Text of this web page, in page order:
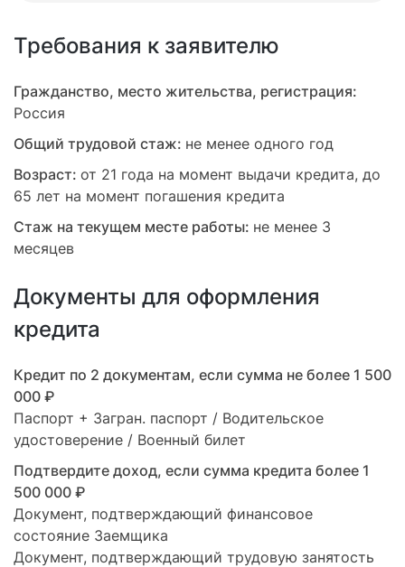
Требования к заявителю
Гражданство, место жительства, регистрация:
Россия
Общий трудовой стаж: не менее одного год
Возраст: от 21 года на момент выдачи кредита, до
65 лет на момент погашения кредита
Стаж на текущем месте работы: не менее 3
месяцев
Документы для оформления
кредита
Кредит по 2 документам, если сумма не более 1 500
000 ₽
Паспорт + Загран. паспорт / Водительское
удостоверение / Военный билет
Подтвердите доход, если сумма кредита более 1
500 000 ₽
Документ, подтверждающий финансовое
состояние Заемщика
Документ, подтверждающий трудовую занятость